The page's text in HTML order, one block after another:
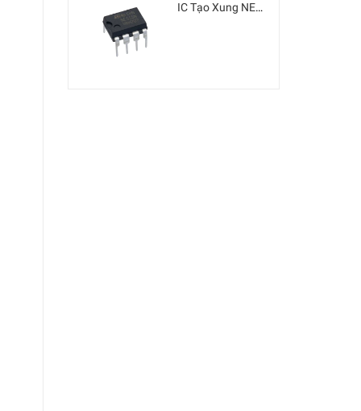
IC Tạo Xung NE555 DIP8